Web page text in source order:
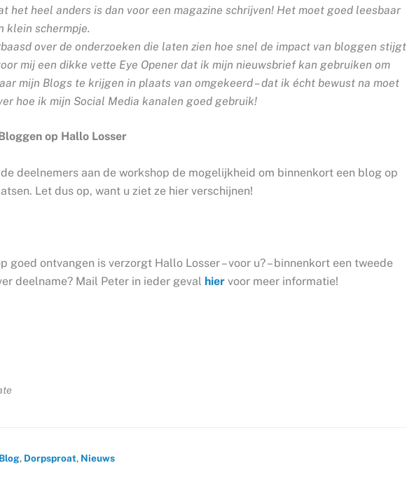
het heel anders is dan voor een magazine schrijven! Het moet goed leesbaar
klein schermpje.
over de onderzoeken die laten zien hoe snel de impact van bloggen stijgt
mij een dikke vette Eye Opener dat ik mijn nieuwsbrief kan gebruiken om
mijn Blogs te krijgen in plaats van omgekeerd – dat ik écht bewust na moet
hoe ik mijn Social Media kanalen goed gebruik!
op Hallo Losser
deelnemers aan de workshop de mogelijkheid om binnenkort een blog op
Let dus op, want u ziet ze hier verschijnen!
goed ontvangen is verzorgt Hallo Losser – voor u? – binnenkort een tweede
deelname? Mail Peter in ieder geval hier voor meer informatie!
Blog, Dorpsproat, Nieuws